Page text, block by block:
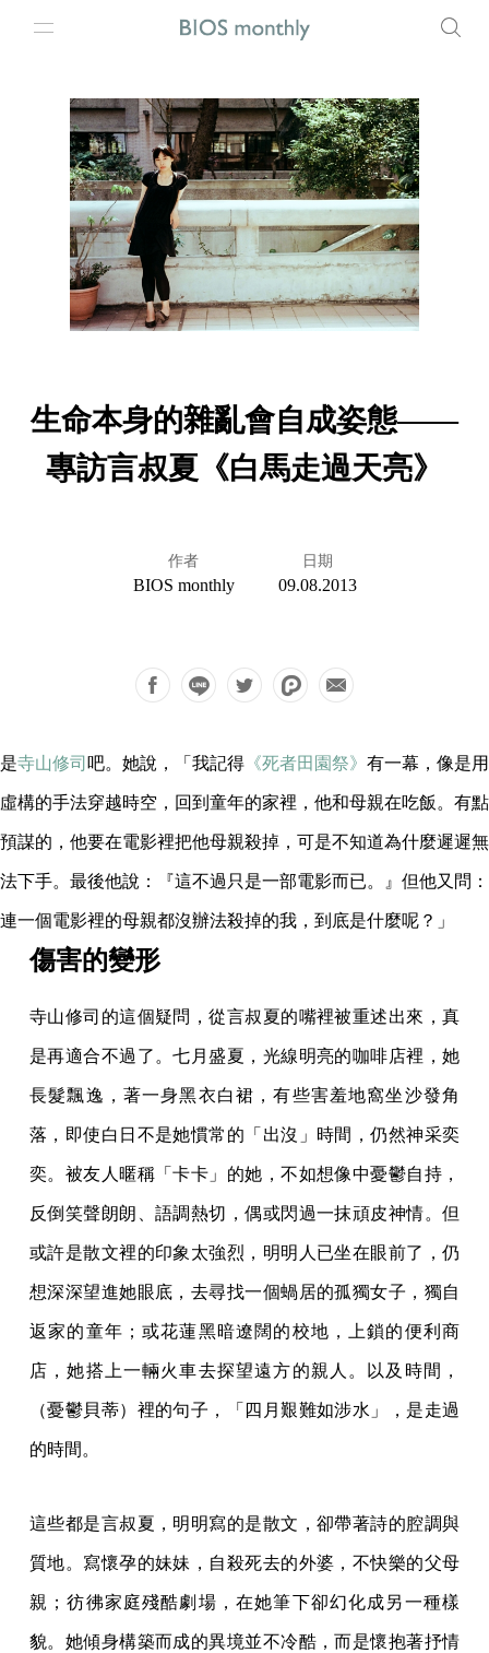
生命本身的雜亂會自成姿態——
專訪言叔夏《白馬走過天亮》
作者
BIOS monthly
日期
09.08.2013
是寺山修司 吧。她說，「我記得 《死者田園祭》 有一幕，像是用
虛構的手法穿越時空，回到童年的家裡，他和母親在吃飯。有點
預謀的，他要在電影裡把他母親殺掉，可是不知道為什麼遲遲無
法下手。最後他說：『這不過只是一部電影而已。』但他又問：
連一個電影裡的母親都沒辦法殺掉的我，到底是什麼呢？」
傷害的變形
寺山修司的這個疑問，從言叔夏的嘴裡被重述出來，真
是再適合不過了。七月盛夏，光線明亮的咖啡店裡，她
長髮飄逸，著一身黑衣白裙，有些害羞地窩坐沙發角
落，即使白日不是她慣常的「出沒」時間，仍然神采奕
奕。被友人暱稱「卡卡」的她，不如想像中憂鬱自持，
反倒笑聲朗朗、語調熱切，偶或閃過一抹頑皮神情。但
或許是散文裡的印象太強烈，明明人已坐在眼前了，仍
想深深望進她眼底，去尋找一個蝸居的孤獨女子，獨自
返家的童年；或花蓮黑暗遼闊的校地，上鎖的便利商
店，她搭上一輛火車去探望遠方的親人。以及時間，
（憂鬱貝蒂）裡的句子，「四月艱難如涉水」，是走過
的時間。
這些都是言叔夏，明明寫的是散文，卻帶著詩的腔調與
質地。寫懷孕的妹妹，自殺死去的外婆，不快樂的父母
親；彷彿家庭殘酷劇場，在她筆下卻幻化成另一種樣
貌。她傾身構築而成的異境並不冷酷，而是懷抱著抒情